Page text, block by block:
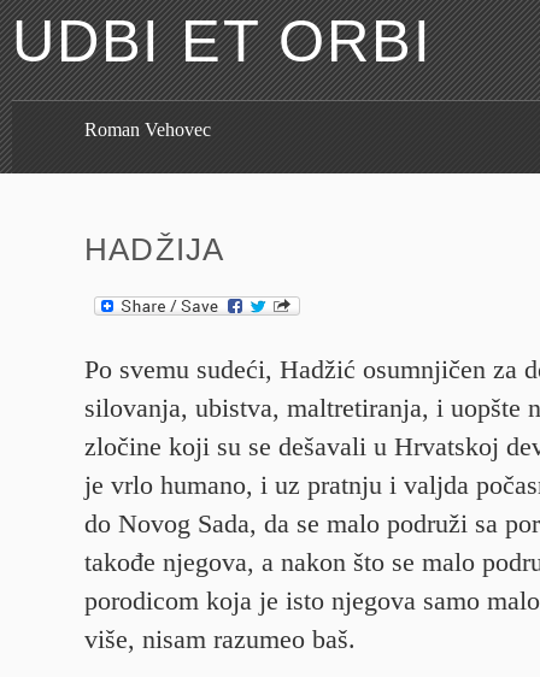
UDBI ET ORBI
Roman Vehovec
HADŽIJA
Po svemu sudeći, Hadžić osumnjičen za
silovanja, ubistva, maltretiranja, i uopšte
zločine koji su se dešavali u Hrvatskoj
je vrlo humano, i uz pratnju i valjda
do Novog Sada, da se malo podruži sa
takođe njegova, a nakon što se malo
porodicom koja je isto njegova samo
više, nisam razumeo baš.